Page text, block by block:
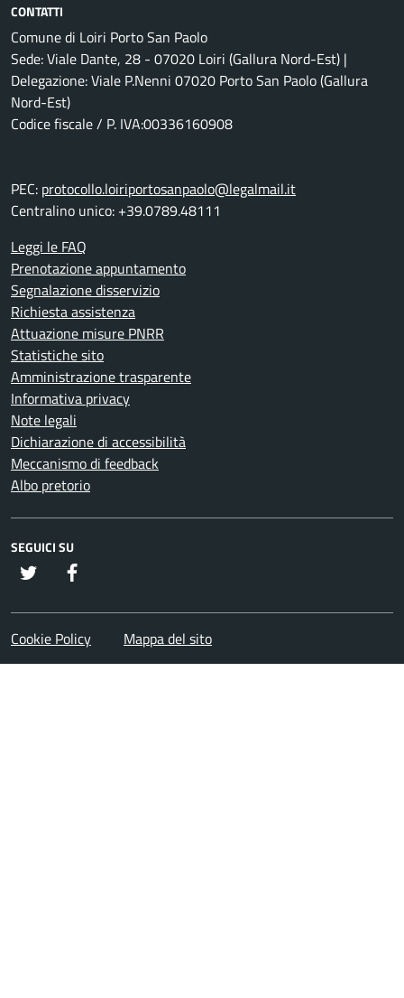
CONTATTI
Comune di Loiri Porto San Paolo
Sede: Viale Dante, 28 - 07020 Loiri (Gallura Nord-Est) |
Delegazione: Viale P.Nenni 07020 Porto San Paolo (Gallura
Nord-Est)
Codice fiscale / P. IVA:00336160908
PEC: protocollo.loiriportosanpaolo@legalmail.it
Centralino unico: +39.0789.48111
Leggi le FAQ
Prenotazione appuntamento
Segnalazione disservizio
Richiesta assistenza
Attuazione misure PNRR
Statistiche sito
Amministrazione trasparente
Informativa privacy
Note legali
Dichiarazione di accessibilità
Meccanismo di feedback
Albo pretorio
SEGUICI SU
twitter
Cookie Policy Mappa del sito